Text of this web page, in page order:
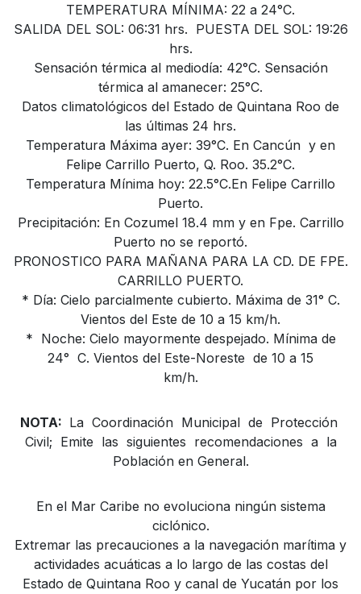
TEMPERATURA MÍNIMA: 22 a 24°C.
SALIDA DEL SOL: 06:31 hrs. PUESTA DEL SOL: 19:26
hrs.
Sensación térmica al mediodía: 42°C. Sensación
térmica al amanecer: 25°C.
Datos climatológicos del Estado de Quintana Roo de
las últimas 24 hrs.
Temperatura Máxima ayer: 39°C. En Cancún y en
Felipe Carrillo Puerto, Q. Roo. 35.2°C.
Temperatura Mínima hoy: 22.5°C.En Felipe Carrillo
Puerto.
Precipitación: En Cozumel 18.4 mm y en Fpe. Carrillo
Puerto no se reportó.
PRONOSTICO PARA MAÑANA PARA LA CD. DE FPE.
CARRILLO PUERTO.
* Día: Cielo parcialmente cubierto. Máxima de 31° C.
Vientos del Este de 10 a 15 km/h.
* Noche: Cielo mayormente despejado. Mínima de
24° C. Vientos del Este-Noreste de 10 a 15
km/h.
NOTA: La Coordinación Municipal de Protección
Civil; Emite las siguientes recomendaciones a la
Población en General.
En el Mar Caribe no evoluciona ningún sistema
ciclónico.
Extremar las precauciones a la navegación marítima y
actividades acuáticas a lo largo de las costas del
Estado de Quintana Roo y canal de Yucatán por los